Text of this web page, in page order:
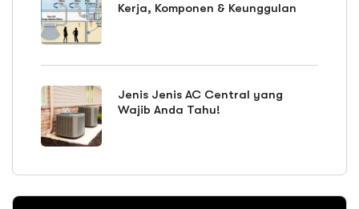
Kerja, Komponen & Keunggulan
Jenis Jenis AC Central yang
Wajib Anda Tahu!